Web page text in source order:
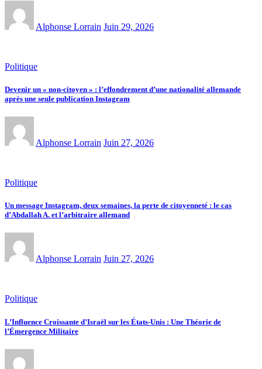
Alphonse Lorrain Juin 29, 2026
Politique
Devenir un « non-citoyen » : l’effondrement d’une nationalité allemande
après une seule publication Instagram
Alphonse Lorrain Juin 27, 2026
Politique
Un message Instagram, deux semaines, la perte de citoyenneté : le cas
d’Abdallah A. et l’arbitraire allemand
Alphonse Lorrain Juin 27, 2026
Politique
L’Influence Croissante d’Israël sur les États-Unis : Une Théorie de
l’Émergence Militaire